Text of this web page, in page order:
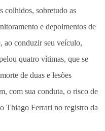
colhidos, sobretudo as
e depoimentos de
ao conduzir seu veículo,
quatro vítimas, que se
de duas e lesões
com sua conduta, o risco de
Thiago Ferrari no registro da